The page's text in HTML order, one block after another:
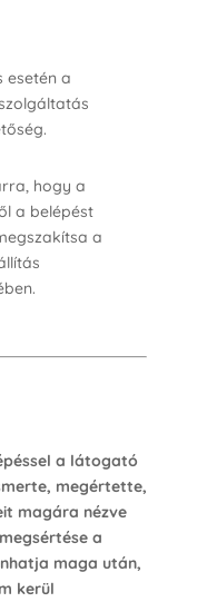
a
hogy a
a belépést
a
a látogató
megértette,
magára nézve
a
maga után,
kerül